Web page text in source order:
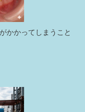
かかってしまうこと